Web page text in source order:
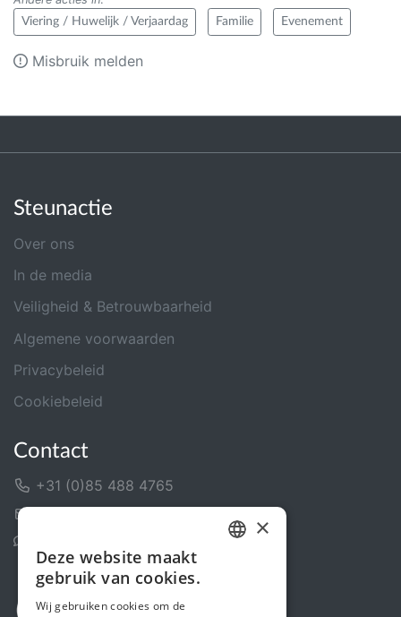
Viering / Huwelijk / Verjaardag Familie Evenement
Misbruik melden
Steunactie
Over ons
In de media
Veiligheid & Betrouwbaarheid
Algemene voorwaarden
Privacybeleid
Cookiebeleid
Contact
+31 (0)85 488 4765
×
Deze website maakt
gebruik van cookies.
Wij gebruiken cookies om de